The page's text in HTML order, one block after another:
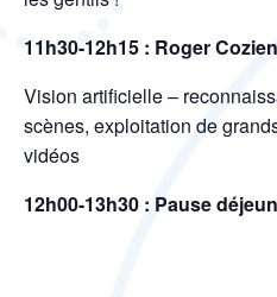
11h30-12h15 : Roger
Vision artificielle –
scènes, exploitation de
vidéos
12h00-13h30 : Pause